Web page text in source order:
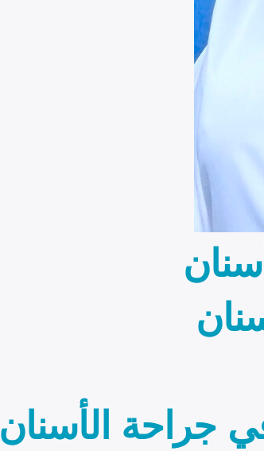
جراحة الأسنان